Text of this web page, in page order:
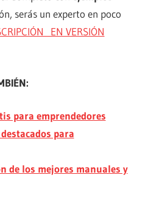
serás un experto en poco
EN VERSIÓN
para emprendedores
para
de los mejores manuales y